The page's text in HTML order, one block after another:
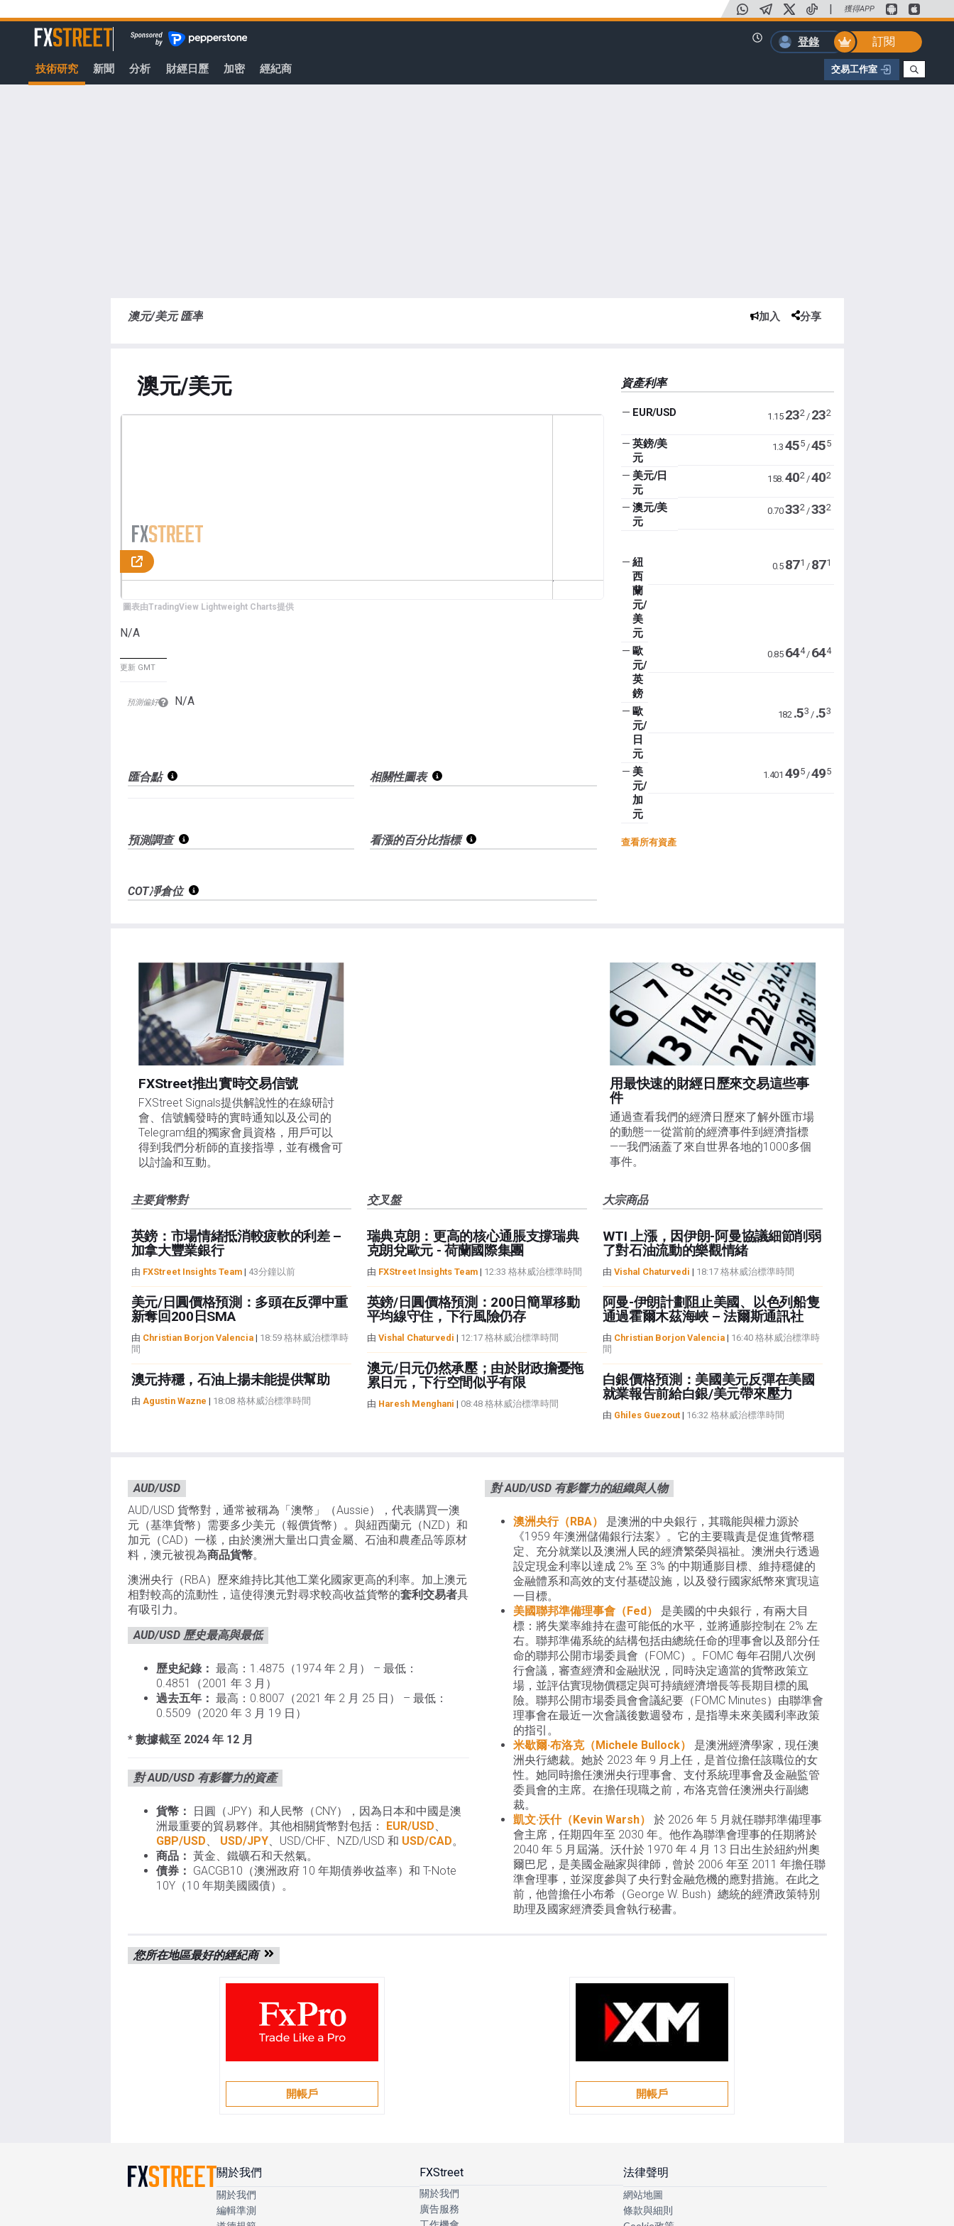
至
容
| 獲得APP
FXStreet
登錄
訂閱
技術研究 新聞 分析 財經日歷 加密 經紀商 交易工作室
澳元/美元 匯率 分享
加入
澳元/美元
圖表由TradingView Lightweight Charts提供
N/A
更新 GMT
預測偏好 N/A
匯合點 相關性圖表
預測調查 看漲的百分比指標
COT凈倉位
資產利率
— EUR/USD 1.15 232/ 232
— 英鎊/美
元
1.3 455/455
— 美元/日
元
158.402/402
— 澳元/美
元
0.70332/332
— 紐
西
蘭
元/
美
元
0.5 871 / 871
— 歐
元/
英
鎊
0.85 644/ 644
— 歐
元/
日
元
182 .53 / .53
— 美
元/
加
元
1.401 495/495
查看所有資產
FXStreet推出實時交易信號
FXStreet Signals提供解說性的在線研討
會、信號觸發時的實時通知以及公司的
Telegram组的獨家會員資格，用戶可以
得到我們分析師的直接指導，並有機會可
以討論和互動。
用最快速的財經日歷來交易這些事
件
通過查看我們的經濟日歷來了解外匯市場
的動態——從當前的經濟事件到經濟指標
——我們涵蓋了來自世界各地的1000多個
事件。
主要貨幣對
英鎊：市場情緒抵消較疲軟的利差 –
加拿大豐業銀行
由 FXStreet Insights Team| 43分鐘以前
美元/日圓價格預測：多頭在反彈中重
新奪回200日SMA
由 Christian Borjon Valencia| 18:59 格林威治標準時
間
澳元持穩，石油上揚未能提供幫助
由 Agustin Wazne | 18:08 格林威治標準時間
交叉盤
瑞典克朗：更高的核心通脹支撐瑞典
克朗兌歐元 - 荷蘭國際集團
由 FXStreet Insights Team| 12:33 格林威治標準時間
英鎊/日圓價格預測：200日簡單移動
平均線守住，下行風險仍存
由 Vishal Chaturvedi | 12:17 格林威治標準時間
澳元/日元仍然承壓；由於財政擔憂拖
累日元，下行空間似乎有限
由 Haresh Menghani | 08:48 格林威治標準時間
大宗商品
WTI 上漲，因伊朗-阿曼協議細節削弱
了對石油流動的樂觀情緒
由 Vishal Chaturvedi | 18:17 格林威治標準時間
阿曼-伊朗計劃阻止美國、以色列船隻
通過霍爾木茲海峽 – 法爾斯通訊社
由 Christian Borjon Valencia| 16:40 格林威治標準時
間
白銀價格預測：美國美元反彈在美國
就業報告前給白銀/美元帶來壓力
由 Ghiles Guezout| 16:32 格林威治標準時間
AUD/USD
AUD/USD 貨幣對，通常被稱為「澳幣」（Aussie），代表購買一澳
元（基準貨幣）需要多少美元（報價貨幣）。與紐西蘭元（NZD）和
加元（CAD）一樣，由於澳洲大量出口貴金屬、石油和農產品等原材
料，澳元被視為商品貨幣。
澳洲央行（RBA）歷來維持比其他工業化國家更高的利率。加上澳元
相對較高的流動性，這使得澳元對尋求較高收益貨幣的套利交易者具
有吸引力。
AUD/USD 歷史最高與最低
歷史紀錄： 最高：1.4875（1974 年 2 月） – 最低：
0.4851（2001 年 3 月）
過去五年： 最高：0.8007（2021 年 2 月 25 日） – 最低：
0.5509（2020 年 3 月 19 日）
* 數據截至 2024 年 12 月
對 AUD/USD 有影響力的資產
貨幣：
日圓（JPY）和人民幣（CNY），因為日本和中國是澳
洲最重要的貿易夥伴。其他相關貨幣對包括：
EUR/USD
GBP/USD
USD/JPY、USD/CHF、NZD/USD 和 USD/CAD。
商品： 黃金、鐵礦石和天然氣。
債券： GACGB10（澳洲政府 10 年期債券收益率）和 T-Note
10Y（10 年期美國國債）。
對 AUD/USD 有影響力的組織與人物
澳洲央行（RBA） 是澳洲的中央銀行，其職能與權力源於
《1959 年澳洲儲備銀行法案》。它的主要職責是促進貨幣穩
定、充分就業以及澳洲人民的經濟繁榮與福祉。澳洲央行透過
設定現金利率以達成 2% 至 3% 的中期通膨目標、維持穩健的
金融體系和高效的支付基礎設施，以及發行國家紙幣來實現這
一目標。
美國聯邦準備理事會（Fed） 是美國的中央銀行，有兩大目
標：將失業率維持在盡可能低的水平，並將通膨控制在 2% 左
右。聯邦準備系統的結構包括由總統任命的理事會以及部分任
命的聯邦公開市場委員會（FOMC）。FOMC 每年召開八次例
行會議，審查經濟和金融狀況，同時決定適當的貨幣政策立
場，並評估實現物價穩定與可持續經濟增長等長期目標的風
險。聯邦公開市場委員會會議紀要（FOMC Minutes）由聯準會
理事會在最近一次會議後數週發布，是指導未來美國利率政策
的指引。
米歇爾·布洛克（Michele Bullock） 是澳洲經濟學家，現任澳
洲央行總裁。她於 2023 年 9 月上任，是首位擔任該職位的女
性。她同時擔任澳洲央行理事會、支付系統理事會及金融監管
委員會的主席。在擔任現職之前，布洛克曾任澳洲央行副總
裁。
凱文·沃什（Kevin Warsh）
於 2026 年 5 月就任聯邦準備理事
會主席，任期四年至 2030 年。他作為聯準會理事的任期將於
2040 年 5 月屆滿。沃什於 1970 年 4 月 13 日出生於紐約州奧
爾巴尼，是美國金融家與律師，曾於 2006 年至 2011 年擔任聯
準會理事，並深度參與了央行對金融危機的應對措施。在此之
前，他曾擔任小布希（George W. Bush）總統的經濟政策特別
助理及國家經濟委員會執行秘書。
您所在地區最好的經紀商
開帳戶 開帳戶
關於我們
關於我們
編輯準測
FXStreet
關於我們
廣告服務
法律聲明
網站地圖
條款與細則